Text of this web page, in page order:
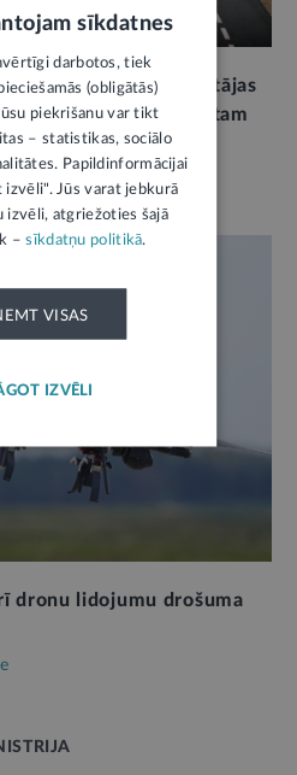
maksas ceļu tīkls un stājas
kravas transportam
dronu lidojumu drošuma
sīkdatnes
darbotos, tiek
(obligātās)
piekrišanu var tikt
– statistikas, sociālo
Papildinformācijai
Jūs varat jebkurā
izvēli, atgriežoties šajā
–sīkdatņu politikā.
VISAS
IZVĒLI